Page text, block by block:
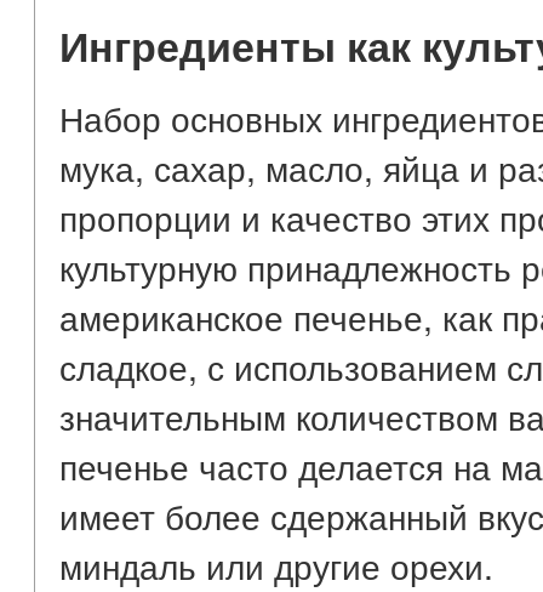
Ингредиенты как
Набор основных
мука, сахар, масло, яйца и
пропорции и качество этих
культурную принадлежность
американское печенье, как
сладкое, с использованием
значительным количеством
печенье часто делается на
имеет более сдержанный
миндаль или другие орехи.